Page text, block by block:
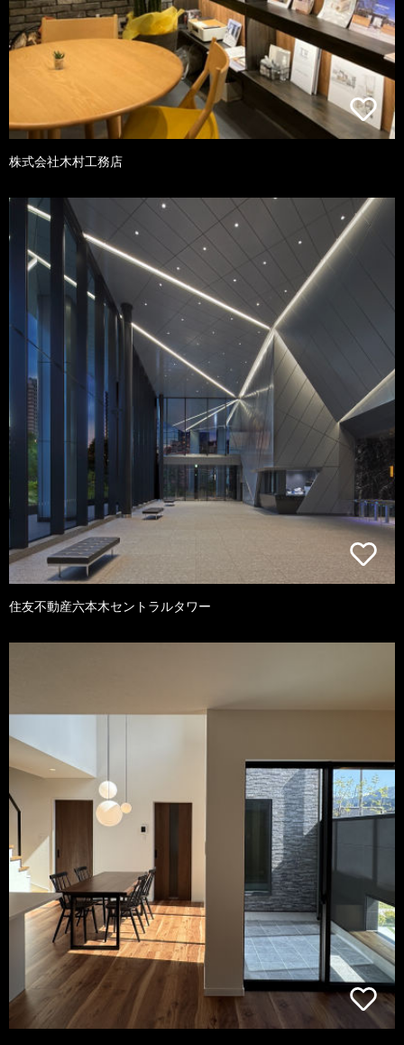
株式会社木村工務店
住友不動産六本木セントラルタワー